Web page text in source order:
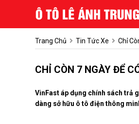
Trang Chủ Tin Tức Xe Chỉ
CHỈ CÒN 7 NGÀY ĐỂ
VinFast áp dụng chính sách trả
dàng sở hữu ô tô điện thông